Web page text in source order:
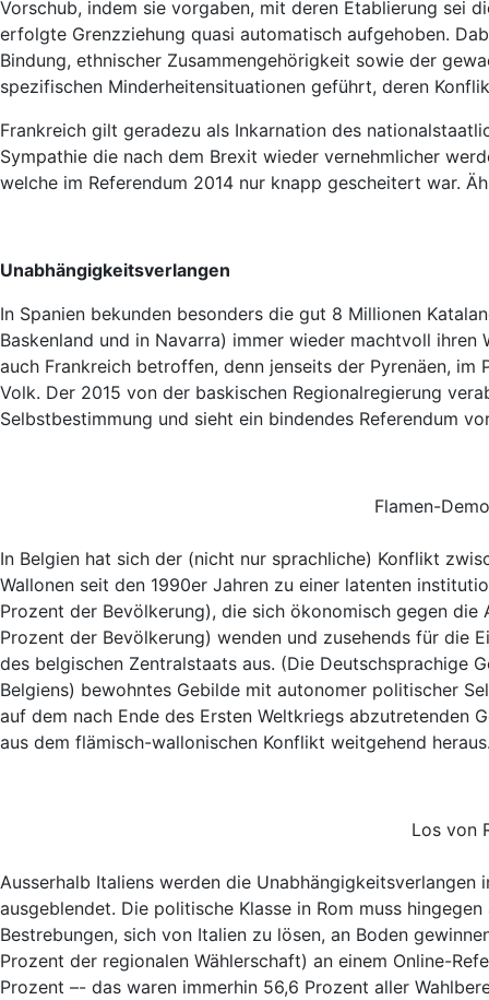
Vorschub, indem sie vorgaben, mit deren Etablierung sei
erfolgte Grenzziehung quasi automatisch aufgehoben.
Bindung, ethnischer Zusammengehörigkeit sowie der
spezifischen Minderheitensituationen geführt, deren
Frankreich gilt geradezu als Inkarnation des
Sympathie die nach dem Brexit wieder vernehmlicher
welche im Referendum 2014 nur knapp gescheitert war.
Unabhängigkeitsverlangen
In Spanien bekunden besonders die gut 8 Millionen
Baskenland und in Navarra) immer wieder machtvoll
auch Frankreich betroffen, denn jenseits der Pyrenäen,
Volk. Der 2015 von der baskischen Regionalregierung
Selbstbestimmung und sieht ein bindendes Referendum
Flamen-
In Belgien hat sich der (nicht nur sprachliche) Konflikt
Wallonen seit den 1990er Jahren zu einer latenten
Prozent der Bevölkerung), die sich ökonomisch gegen die
Prozent der Bevölkerung) wenden und zusehends für die
des belgischen Zentralstaats aus. (Die Deutschsprachige
Belgiens) bewohntes Gebilde mit autonomer politischer
auf dem nach Ende des Ersten Weltkriegs abzutretenden
aus dem flämisch-wallonischen Konflikt weitgehend
Los von
Ausserhalb Italiens werden die
ausgeblendet. Die politische Klasse in Rom muss
Bestrebungen, sich von Italien zu lösen, an Boden
Prozent der regionalen Wählerschaft) an einem Online-
Prozent –- das waren immerhin 56,6 Prozent aller